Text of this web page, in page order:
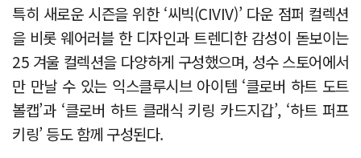
특히 새로운 시즌을 위한 ‘씨빅(CIVIV)’ 다운 점퍼 컬렉션
을 비롯 웨어러블 한 디자인과 트렌디한 감성이 돋보이는
25 겨울 컬렉션을 다양하게 구성했으며, 성수 스토어에서
만 만날 수 있는 익스클루시브 아이템 ‘클로버 하트 도트
볼캡’과 ‘클로버 하트 클래식 키링 카드지갑’, ‘하트 퍼프
키링’ 등도 함께 구성된다.